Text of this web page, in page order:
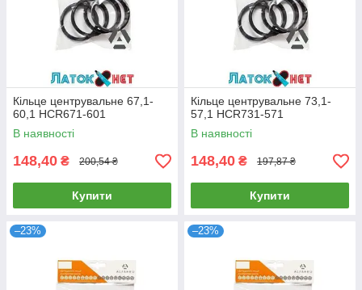
Кільце центрувальне 67,1-
60,1 HCR671-601
В наявності
148,40 ₴ 200,54 ₴
Купити
Кільце центрувальне 73,1-
57,1 HCR731-571
В наявності
148,40 ₴ 197,87 ₴
Купити
–23% –23%